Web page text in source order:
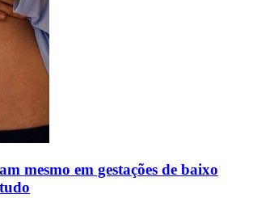
mesmo em gestações de baixo